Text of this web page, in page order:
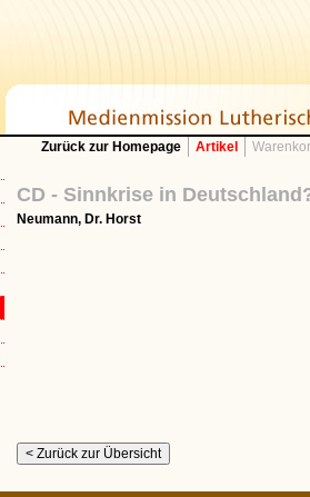
Zurück zur Homepage Artikel
CD - Sinnkrise in
Neumann, Dr. Horst